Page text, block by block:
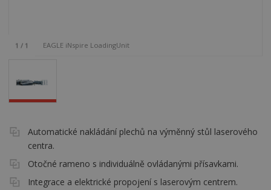
1 / 1 EAGLE iNspire LoadingUnit
Automatické nakládání plechů na výměnný stůl laserového
centra.
Otočné rameno s individuálně ovládanými přísavkami.
Integrace a elektrické propojení s laserovým centrem.